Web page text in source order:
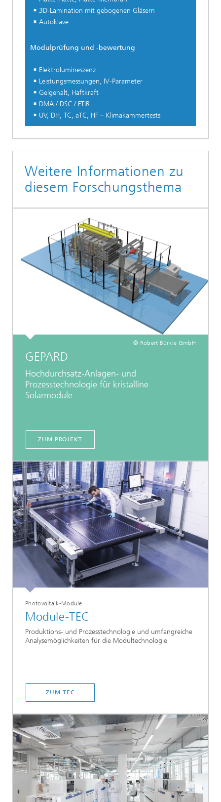
3D-Lamination mit gebogenen Gläsern
Autoklave
Modulprüfung und -bewertung
Elektrolumineszenz
Leistungsmessungen, IV-Parameter
Gelgehalt, Haftkraft
DMA / DSC / FTIR
UV, DH, TC, aTC, HF – Klimakammertests
Weitere Informationen zu
diesem Forschungsthema
© Robert Bürkle GmbH
GEPARD
Hochdurchsatz-Anlagen- und
Prozesstechnologie für kristalline
Solarmodule
ZUM PROJEKT
Photovoltaik-Module
Module-TEC
Produktions- und Prozesstechnologie und umfangreiche
Analysemöglichkeiten für die Modultechnologie
ZUM TEC